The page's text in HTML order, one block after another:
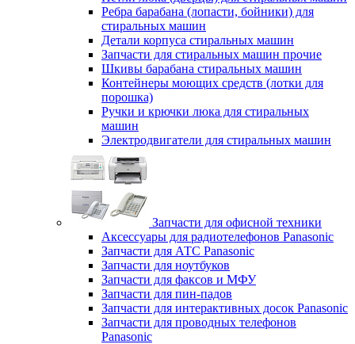
Ребра барабана (лопасти, бойники) для
стиральных машин
Детали корпуса стиральных машин
Запчасти для стиральных машин прочие
Шкивы барабана стиральных машин
Контейнеры моющих средств (лотки для
порошка)
Ручки и крючки люка для стиральных
машин
Электродвигатели для стиральных машин
Запчасти для офисной техники
Аксессуары для радиотелефонов Panasonic
Запчасти для АТС Panasonic
Запчасти для ноутбуков
Запчасти для факсов и МФУ
Запчасти для пин-падов
Запчасти для интерактивных досок Panasonic
Запчасти для проводных телефонов
Panasonic